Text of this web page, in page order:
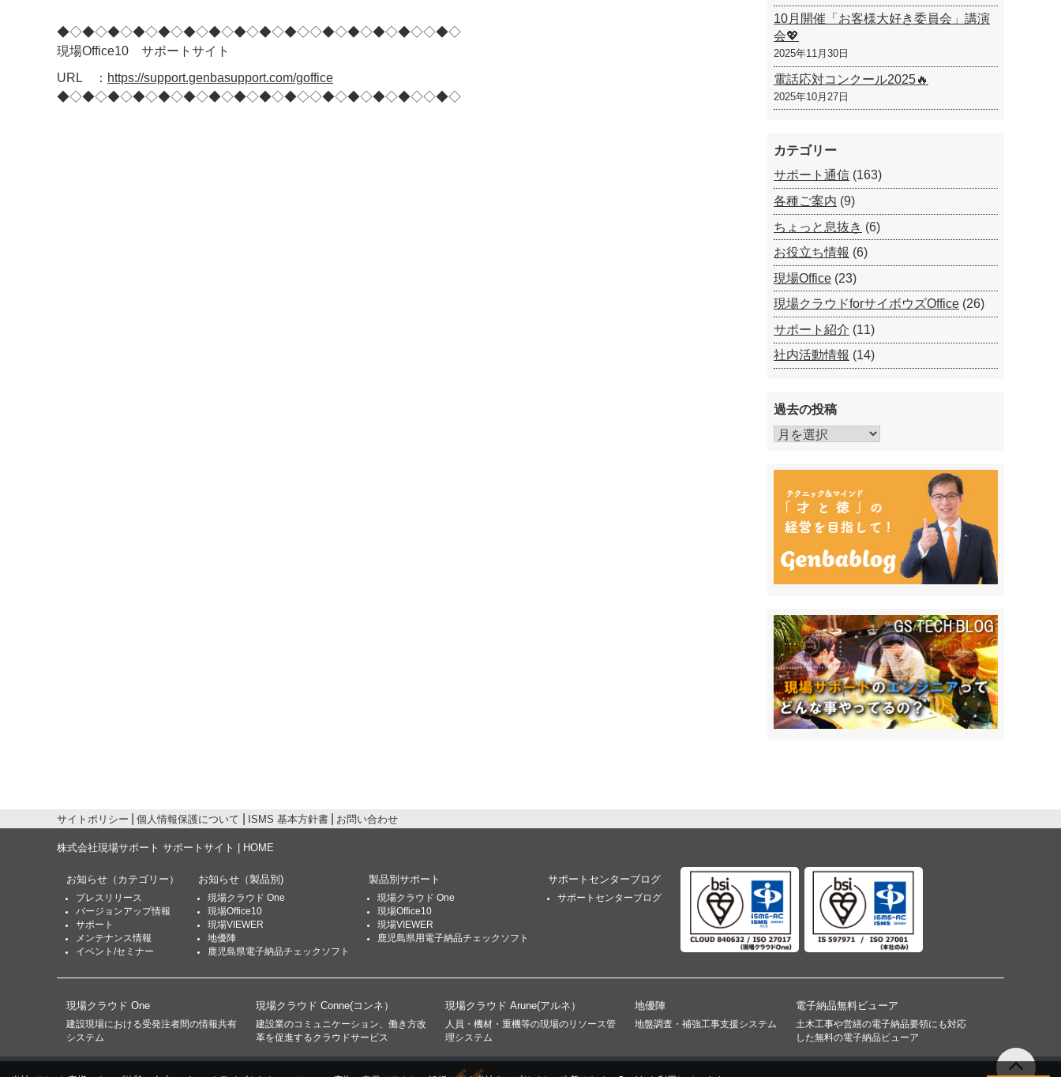
◆◇◆◇◆◇◆◇◆◇◆◇◆◇◆◇◆◇◆◇◇◆◇◆◇◆◇◆◇◇◆◇
現場Office10 サポートサイト
URL ： https://support.genbasupport.com/goffice
◆◇◆◇◆◇◆◇◆◇◆◇◆◇◆◇◆◇◆◇◇◆◇◆◇◆◇◆◇◇◆◇
10月開催「お客様大好き委員会」講演
会💖
2025年11月30日
電話応対コンクール2025🔥
2025年10月27日
カテゴリー
サポート通信 (163)
各種ご案内 (9)
ちょっと息抜き (6)
お役立ち情報 (6)
現場Office (23)
現場クラウドforサイボウズOffice (26)
サポート紹介 (11)
社内活動情報 (14)
過去の投稿
過
の
サイトポリシー 個人情報保護について ISMS 基本方針書 お問い合わせ
株式会社現場サポート サポートサイト | HOME
お知らせ （カテゴリー）
プレスリリース
バージョンアップ情報
サポート
メンテナンス情報
イベント/セミナー
お知らせ （製品別)
現場クラウド One
現場Office10
現場VIEWER
地優陣
鹿児島県電子納品チェックソフト
製品別サポート
現場クラウド One
現場Office10
現場VIEWER
鹿児島県用電子納品チェックソフト
サポートセンターブログ
サポートセンターブログ
現場クラウド One
建設現場における受発注者間の情報共有
システム
現場クラウド Conne(コンネ）
建設業のコミュニケーション、働き方改
革を促進するクラウドサービス
現場クラウド Arune(アルネ）
人員・機材・重機等の現場のリソース管
理システム
地優陣
地盤調査・補強工事支援システム
電子納品無料ビューア
土木工事や営繕の電子納品要領にも対応
した無料の電子納品ビューア